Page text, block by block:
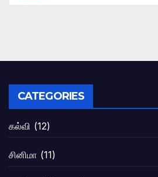
CATEGORIES
கல்வி (12)
சினிமா (11)